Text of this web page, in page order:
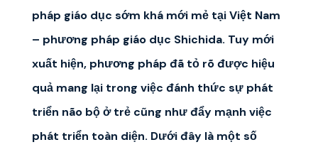
pháp giáo dục sớm khá mới mẻ tại Việt Nam
– phương pháp giáo dục Shichida. Tuy mới
xuất hiện, phương pháp đã tỏ rõ được hiệu
quả mang lại trong việc đánh thức sự phát
triển não bộ ở trẻ cũng như đẩy mạnh việc
phát triển toàn diện. Dưới đây là một số